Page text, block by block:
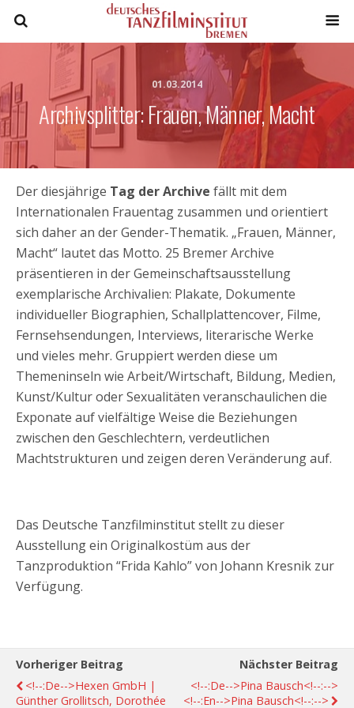
01.03.2014
Archivsplitter: Frauen, Männer, Macht
Der diesjährige Tag der Archive fällt mit dem
Internationalen Frauentag zusammen und orientiert
sich daher an der Gender-Thematik. „Frauen, Männer,
Macht“ lautet das Motto. 25 Bremer Archive
präsentieren in der Gemeinschaftsausstellung
exemplarische Archivalien: Plakate, Dokumente
individueller Biographien, Schallplattencover, Filme,
Fernsehsendungen, Interviews, literarische Werke
und vieles mehr. Gruppiert werden diese um
Themeninseln wie Arbeit/Wirtschaft, Bildung, Medien,
Kunst/Kultur oder Sexualitäten veranschaulichen die
Exponate auf vielfältige Weise die Beziehungen
zwischen den Geschlechtern, verdeutlichen
Machtstrukturen und zeigen deren Veränderung auf.
Das Deutsche Tanzfilminstitut stellt zu dieser
Ausstellung ein Originalkostüm aus der
Tanzproduktion “Frida Kahlo” von Johann Kresnik zur
Verfügung.
Vorheriger Beitrag
<!--:de-->Hexen GmbH |
Günther Grollitsch, Dorothée
Nächster Beitrag
<!--:de-->Pina Bausch<!--:-->
<!--:en-->Pina Bausch<!--:-->